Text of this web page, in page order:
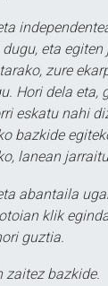
eta
zure
Hori dela eta,
eskatu nahi
bazkide
lanean
abantaila
klik
guztia.
zaitez bazkide.